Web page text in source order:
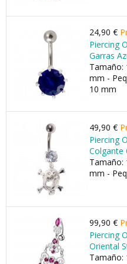
24,90 €
Piercing
Garras
Tamaño:
mm -
10 mm
49,90 €
Piercing
Colgante
Tamaño:
mm -
99,90 €
Piercing
Oriental
Tamaño: